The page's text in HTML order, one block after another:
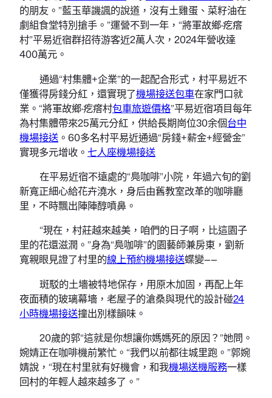
的朋友。”藍玉華譏諷的說道，沒有土雞蛋、菜籽油在
劇組食堂特別搶手。”運營不到一年，“將軍故鄉·疙瘩
村”平易近宿群招待游客近2萬人次，2024年營收達
400萬元。
通過“村集體+企業”的一起配合形式，村平易近不
僅獲得房錢分紅，還實現了機場接送包車在家門口就
業。“將軍故鄉·疙瘩村包車旅遊價格”平易近宿項目每年
為村集體帶來25萬元分紅，供給長期崗位30余個台中
機場接送 。60多名村平易近通過“房錢+薪金+經營金”
實現多元增收。 七人座機場接送
在平易近宿不遠處的“鳧咖啡”小院，年過六旬的劉
新寬正細心給花卉澆水，身后由舊教室改革的咖啡廳
里，不時飄出陣陣醇噴鼻。
“現在，村莊越來越美，咱們的日子啊，比這園子
里的花還滋潤。”身為“鳧咖啡”的園藝師兼房東，劉新
寬親眼見證了村里的線上預約機場接送蝶變——
斑駁的土墻被特地保存，用原木加固，再配上年
夜面積的玻璃幕墻，老屋子的滄桑與現代的設計碰24
小時機場接送撞出別樣韻味。
20歲的郭“這就是你想讓你媽媽死的原因？”她問。
婉婧正在咖啡機前繁忙。“我們以前都往城里跑。”郭婉
婧說，“現在村里就有好機會，和我機場送機服務一樣
回村的年輕人越來越多了。”